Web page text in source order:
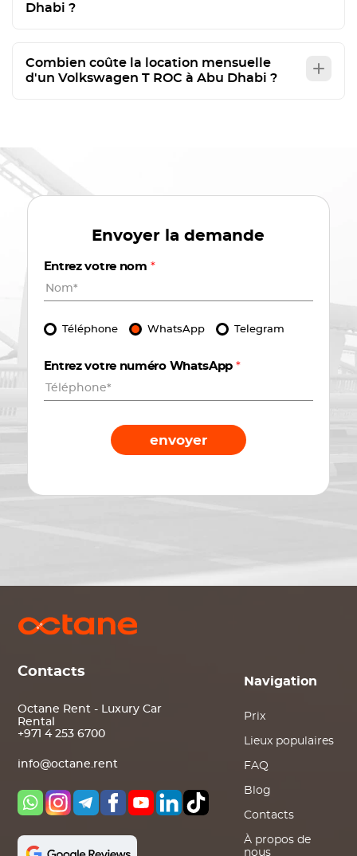
Dhabi ?
Combien coûte la location mensuelle
d'un Volkswagen T ROC à Abu Dhabi ?
Envoyer la demande
Entrez votre nom *
Téléphone WhatsApp Telegram
Entrez votre numéro WhatsApp *
envoyer
Contacts
Octane Rent - Luxury Car
Rental
+971 4 253 6700
info@octane.rent
Navigation
Prix
Lieux populaires
FAQ
Blog
Contacts
À propos de
nous